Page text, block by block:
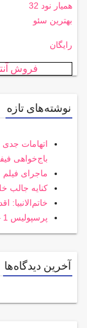
همیار نود 32
بهترین سئو
رایگان
فروش
نوشته‌های تازه
اتهامات جدی
باج‌خواهی
ماجرای
کنایه جالب
پرسپولیس 1 – پیرامیدز 0: شکست قهرمان آفریقا!
آخرین دیدگاه‌ها